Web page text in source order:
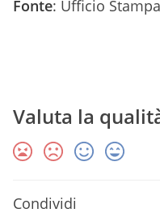
Fonte: Ufficio
Valuta la
Condividi